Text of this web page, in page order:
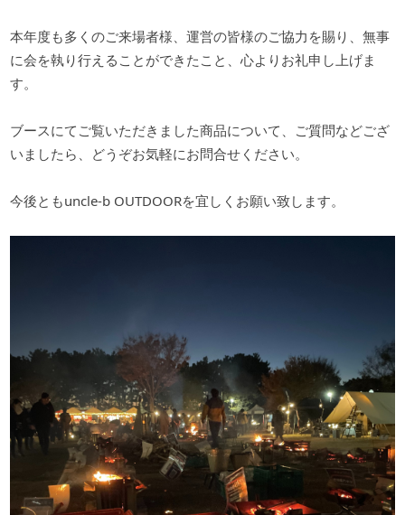
本年度も多くのご来場者様、運営の皆様のご協力を賜り、無事
に会を執り行えることができたこと、心よりお礼申し上げま
す。
ブースにてご覧いただきました商品について、ご質問などござ
いましたら、どうぞお気軽にお問合せください。
今後ともuncle-b OUTDOORを宜しくお願い致します。